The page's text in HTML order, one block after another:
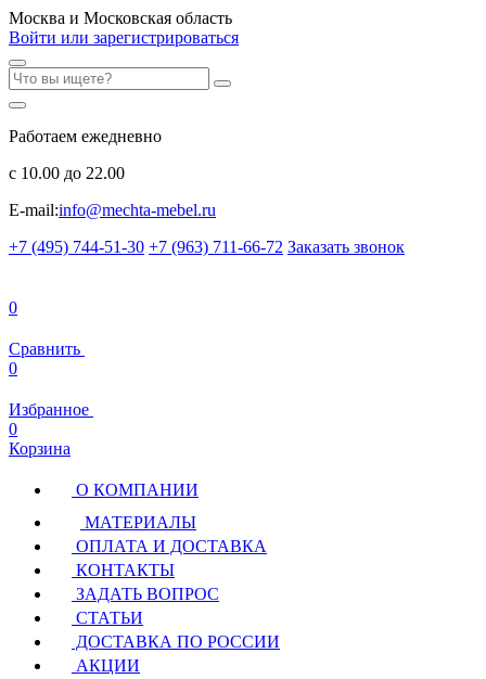
Москва и Московская область
Войти или зарегистрироваться
Работаем ежедневно
с 10.00 до 22.00
E-mail:info@mechta-mebel.ru
+7 (495) 744-51-30 +7 (963) 711-66-72 Заказать звонок
0
Сравнить
0
Избранное
0
Корзина
О КОМПАНИИ
МАТЕРИАЛЫ
ОПЛАТА И ДОСТАВКА
КОНТАКТЫ
ЗАДАТЬ ВОПРОС
СТАТЬИ
ДОСТАВКА ПО РОССИИ
АКЦИИ